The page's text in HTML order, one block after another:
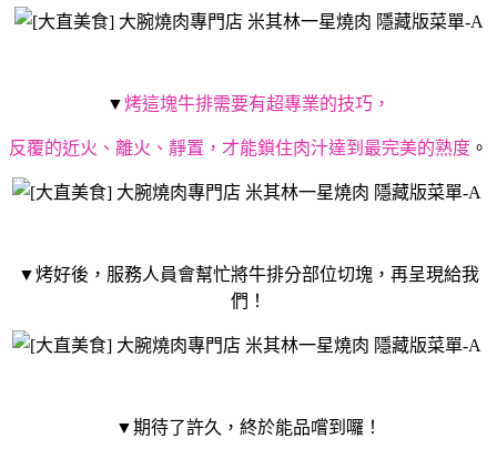
▼烤這塊牛排需要有超專業的技巧，
反覆的近火、離火、靜置，才能鎖住肉汁達到最完美的熟度 。
▼烤好後，服務人員會幫忙將牛排分部位切塊，再呈現給我
們！
▼期待了許久，終於能品嚐到囉！